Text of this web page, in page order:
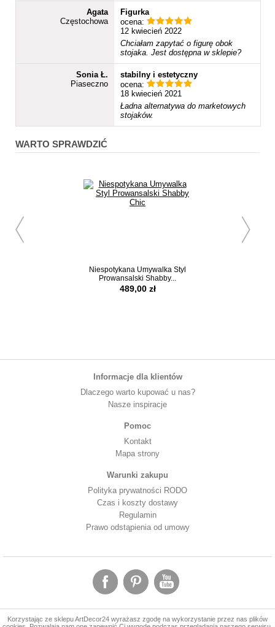
Agata
Częstochowa
Figurka
ocena:
12 kwiecień 2022
Chciałam zapytać o figurę obok
stojaka. Jest dostępna w sklepie?
Sonia Ł.
Piaseczno
stabilny i estetyczny
ocena:
18 kwiecień 2021
Ładna alternatywa do marketowych
stojaków.
WARTO SPRAWDZIĆ
Niespotykana Umywalka Styl
Prowansalski Shabby...
489,00 zł
Informacje dla klientów
Dlaczego warto kupować u nas?
Nasze inspiracje
Pomoc
Kontakt
Mapa strony
Warunki zakupu
Polityka prywatności RODO
Czas i koszty dostawy
Regulamin
Prawo odstąpienia od umowy
Korzystając ze sklepu ArtDecor24 wyrażasz zgodę na wykorzystanie przez nas plików